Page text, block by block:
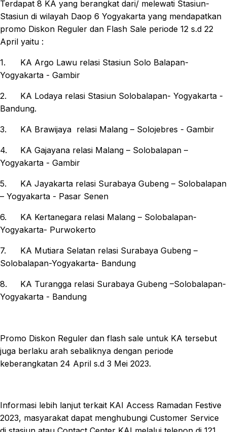
Terdapat 8 KA yang berangkat dari/ melewati Stasiun-
Stasiun di wilayah Daop 6 Yogyakarta yang mendapatkan
promo Diskon Reguler dan Flash Sale periode 12 s.d 22
April yaitu :
1.
KA Argo Lawu relasi Stasiun Solo Balapan-
Yogyakarta - Gambir
2.
KA Lodaya relasi Stasiun Solobalapan- Yogyakarta -
Bandung.
3. KA Brawijaya relasi Malang – Solojebres - Gambir
4.
KA Gajayana relasi Malang – Solobalapan –
Yogyakarta - Gambir
5.
KA Jayakarta relasi Surabaya Gubeng – Solobalapan
– Yogyakarta - Pasar Senen
6.
KA Kertanegara relasi Malang – Solobalapan-
Yogyakarta- Purwokerto
7.
KA Mutiara Selatan relasi Surabaya Gubeng –
Solobalapan-Yogyakarta- Bandung
8.
KA Turangga relasi Surabaya Gubeng –Solobalapan-
Yogyakarta - Bandung
Promo Diskon Reguler dan flash sale untuk KA tersebut
juga berlaku arah sebaliknya dengan periode
keberangkatan 24 April s.d 3 Mei 2023.
Informasi lebih lanjut terkait KAI Access Ramadan Festive
2023, masyarakat dapat menghubungi Customer Service